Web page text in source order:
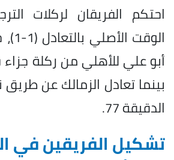
احتكم الفريقان لركلات
بينما تعادل الزمالك عن
الدقيقة 77.
تشكيل الفريقين في